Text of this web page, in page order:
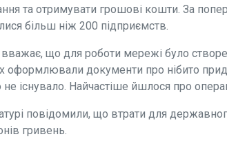
та отримувати грошові кошти. За
більш ніж 200 підприємств.
вважає, що для роботи мережі було
оформлювали документи про нібито
існувало. Найчастіше йшлося про
повідомили, що втрати для
гривень.